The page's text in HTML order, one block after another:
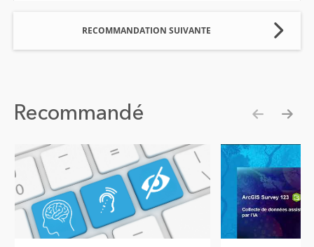
RECOMMANDATION SUIVANTE
Recommandé